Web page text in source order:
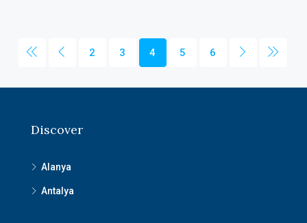
2 3 4 5 6
Discover
Alanya
Antalya